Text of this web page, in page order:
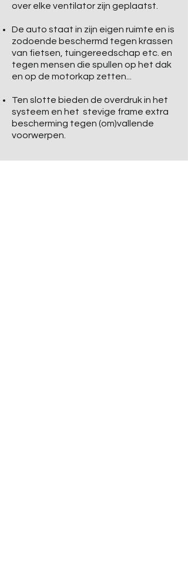
over elke ventilator zijn geplaatst.
De auto staat in zijn eigen ruimte en is
zodoende beschermd tegen krassen
van fietsen, tuingereedschap etc. en
tegen mensen die spullen op het dak
en op de motorkap zetten...
Ten slotte bieden de overdruk in het
systeem en het stevige frame extra
bescherming tegen (om)vallende
voorwerpen.